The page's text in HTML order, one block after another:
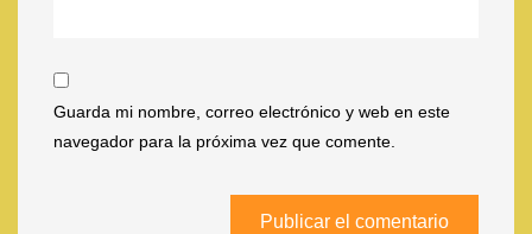
Guarda mi nombre, correo electrónico y web en este
navegador para la próxima vez que comente.